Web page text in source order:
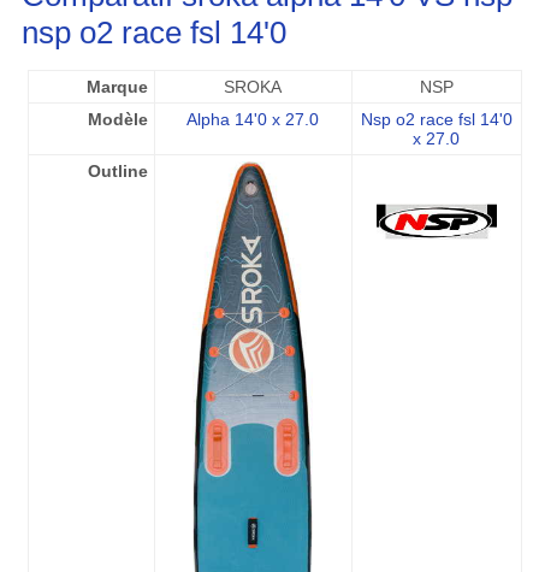
nsp o2 race fsl 14'0
Marque SROKA
NSP
Modèle
Alpha 14'0 x 27.0
Nsp o2 race fsl 14'0
x 27.0
Outline